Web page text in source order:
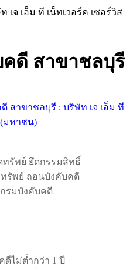
คดี สาขาชลบุรี
ทรัพย์ ยึดกรรมสิทธิ์
รัพย์ ถอนบังคับคดี
กรมบังคับคดี
ไม่ต่ำกว่า 1 ปี